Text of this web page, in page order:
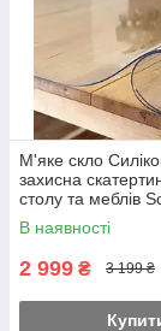
М'яке скло
захисна
столу та меблів
(3.3х1.0м)
Прозора
В наявності
2 999 ₴ 3 199 ₴